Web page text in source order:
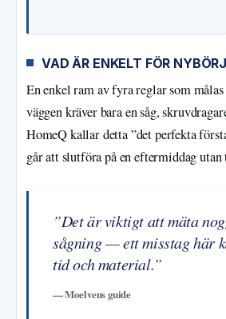
VAD ÄR ENKELT FÖR
En enkel ram av fyra reglar som
väggen kräver bara en såg,
HomeQ kallar detta ”det perfekta
går att slutföra på en eftermiddag
”Det är viktigt att mäta
sågning — ett misstag här
tid och material.”
— Moelvens guide